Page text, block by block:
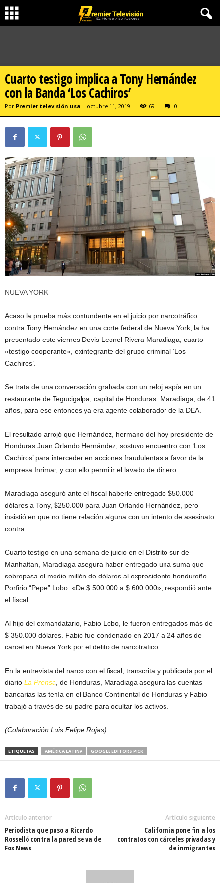
Cuarto testigo implica a Tony Hernández
con la Banda ‘Los Cachiros’
Por Premier televisión usa - octubre 11, 2019 69 0
NUEVA YORK —
Acaso la prueba más contundente en el juicio por narcotráfico
contra Tony Hernández en una corte federal de Nueva York, la ha
presentado este viernes Devis Leonel Rivera Maradiaga, cuarto
«testigo cooperante», exintegrante del grupo criminal ‘Los
Cachiros’.
Se trata de una conversación grabada con un reloj espía en un
restaurante de Tegucigalpa, capital de Honduras. Maradiaga, de 41
años, para ese entonces ya era agente colaborador de la DEA.
El resultado arrojó que Hernández, hermano del hoy presidente de
Honduras Juan Orlando Hernández, sostuvo encuentro con ‘Los
Cachiros’ para interceder en acciones fraudulentas a favor de la
empresa Inrimar, y con ello permitir el lavado de dinero.
Maradiaga aseguró ante el fiscal haberle entregado $50.000
dólares a Tony, $250.000 para Juan Orlando Hernández, pero
insistió en que no tiene relación alguna con un intento de asesinato
contra .
Cuarto testigo en una semana de juicio en el Distrito sur de
Manhattan, Maradiaga asegura haber entregado una suma que
sobrepasa el medio millón de dólares al expresidente hondureño
Porfirio “Pepe” Lobo: «De $ 500.000 a $ 600.000», respondió ante
el fiscal.
Al hijo del exmandatario, Fabio Lobo, le fueron entregados más de
$ 350.000 dólares. Fabio fue condenado en 2017 a 24 años de
cárcel en Nueva York por el delito de narcotráfico.
En la entrevista del narco con el fiscal, transcrita y publicada por el
diario La Prensa , de Honduras, Maradiaga asegura las cuentas
bancarias las tenía en el Banco Continental de Honduras y Fabio
trabajó a través de su padre para ocultar los activos.
(Colaboración Luis Felipe Rojas)
ETIQUETAS AMÉRICA LATINA GOOGLE EDITORS PICK
Artículo anterior
Periodista que puso a Ricardo
Rosselló contra la pared se va de
Fox News
Artículo siguiente
California pone fin a los
contratos con cárceles privadas y
de inmigrantes